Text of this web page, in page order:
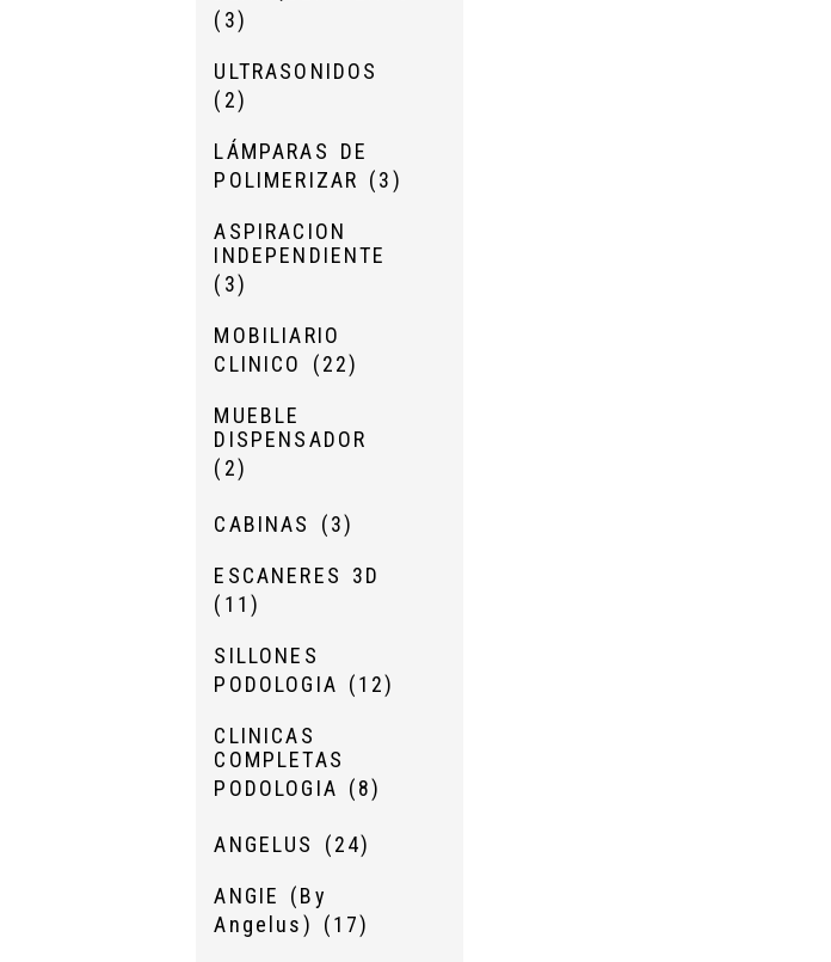
(3)
ULTRASONIDOS
(2)
LÁMPARAS DE
POLIMERIZAR (3)
ASPIRACION
INDEPENDIENTE
(3)
MOBILIARIO
CLINICO (22)
MUEBLE
DISPENSADOR
(2)
CABINAS (3)
ESCANERES 3D
(11)
SILLONES
PODOLOGIA (12)
CLINICAS
COMPLETAS
PODOLOGIA (8)
ANGELUS (24)
ANGIE (By
Angelus) (17)